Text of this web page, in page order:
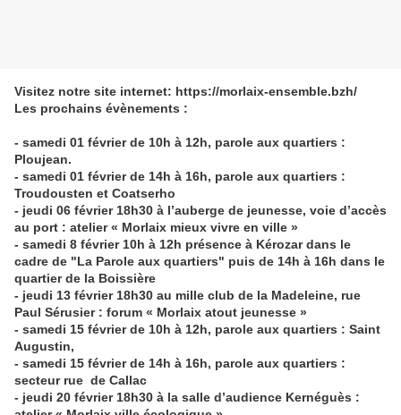
Visitez notre site internet: https://morlaix-ensemble.bzh/
Les prochains évènements :
- samedi 01 février de 10h à 12h, parole aux quartiers :
Ploujean.
- samedi 01 février de 14h à 16h, parole aux quartiers :
Troudousten et Coatserho
- jeudi 06 février 18h30 à l’auberge de jeunesse, voie d’accès
au port : atelier « Morlaix mieux vivre en ville »
- samedi 8 février 10h à 12h présence à Kérozar dans le
cadre de "La Parole aux quartiers" puis de 14h à 16h dans le
quartier de la Boissière
- jeudi 13 février 18h30 au mille club de la Madeleine, rue
Paul Sérusier : forum « Morlaix atout jeunesse »
- samedi 15 février de 10h à 12h, parole aux quartiers : Saint
Augustin,
- samedi 15 février de 14h à 16h, parole aux quartiers :
secteur rue de Callac
- jeudi 20 février 18h30 à la salle d’audience Kernéguès :